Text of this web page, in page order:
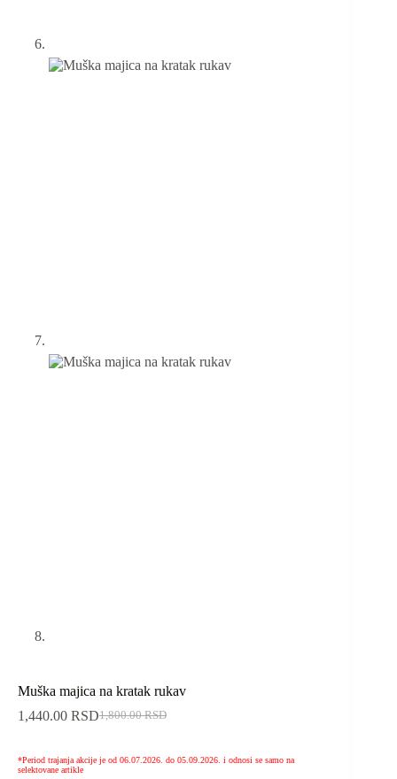
Muška majica na kratak rukav
1,800.00RSD
1,440.00 RSD
*Period trajanja akcije je od 06.07.2026. do 05.09.2026. i odnosi se samo na
selektovane artikle